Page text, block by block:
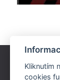
Kliknutím
cookies